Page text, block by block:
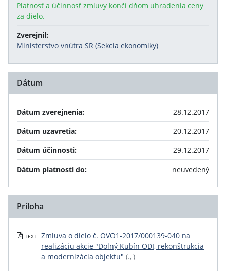
Platnosť a účinnosť zmluvy končí dňom uhradenia ceny
za dielo.
Zverejnil:
Ministerstvo vnútra SR (Sekcia ekonomiky)
Dátum
Dátum zverejnenia:
28.12.2017
Dátum uzavretia:
20.12.2017
Dátum účinnosti:
29.12.2017
Dátum platnosti do:
neuvedený
Príloha
TEXT
Zmluva o dielo č. OVO1-2017/000139-040 na
realizáciu akcie "Dolný Kubín ODI, rekonštrukcia
a modernizácia objektu" (., )